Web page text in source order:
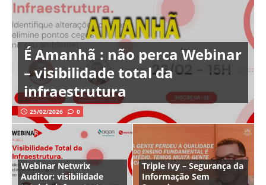
É Amanhã : não perca Webinar
– visibilidade total da
infraestrutura
25/02/2026 0
Webinar Netwrix
Auditor: visibilidade
Triple Ivy – Segurança da
Informação Sem